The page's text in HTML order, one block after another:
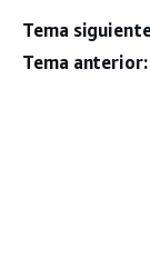
Tema
Tema anterior: